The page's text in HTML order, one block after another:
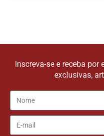
Inscreva-se e receba
exclusivas,